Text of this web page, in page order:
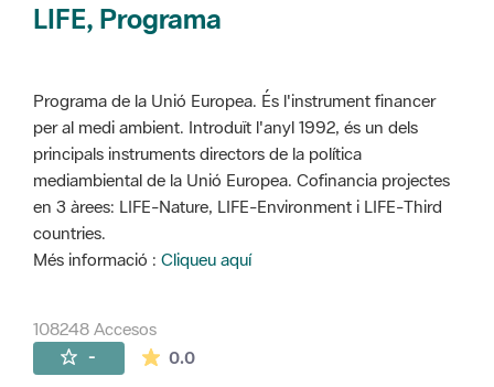
LIFE, Programa
Programa de la Unió Europea. És l'instrument financer
per al medi ambient. Introduït l'anyl 1992, és un dels
principals instruments directors de la política
mediambiental de la Unió Europea. Cofinancia projectes
en 3 àrees: LIFE-Nature, LIFE-Environment i LIFE-Third
countries.
Més informació : Cliqueu aquí
108248 Accesos
- 0.0La valoración media es de 0 estrellas de